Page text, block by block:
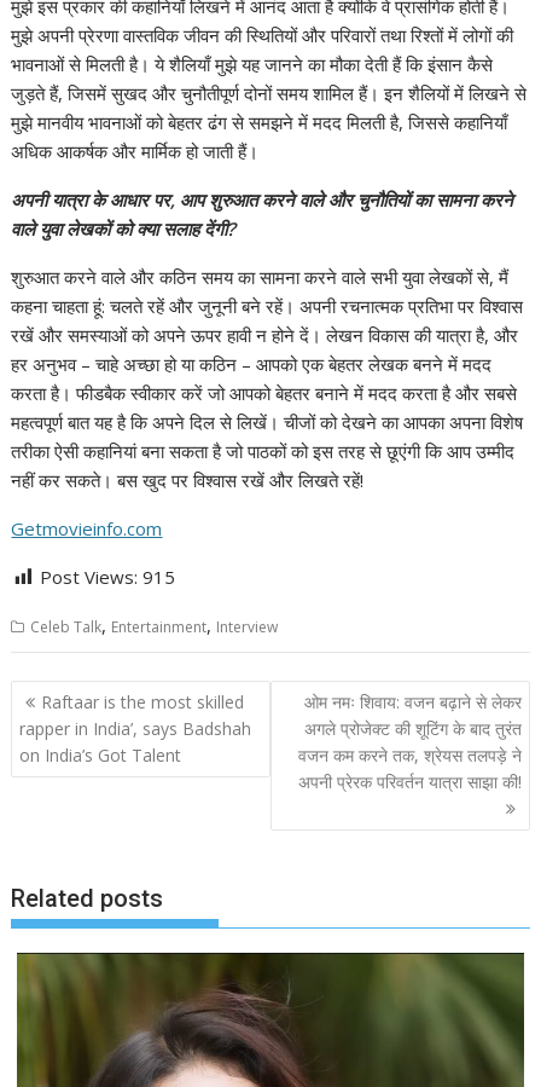
मुझे इस प्रकार की कहानियाँ लिखने में आनंद आता है क्योंकि वे प्रासंगिक होती हैं।
मुझे अपनी प्रेरणा वास्तविक जीवन की स्थितियों और परिवारों तथा रिश्तों में लोगों की
भावनाओं से मिलती है। ये शैलियाँ मुझे यह जानने का मौका देती हैं कि इंसान कैसे
जुड़ते हैं, जिसमें सुखद और चुनौतीपूर्ण दोनों समय शामिल हैं। इन शैलियों में लिखने से
मुझे मानवीय भावनाओं को बेहतर ढंग से समझने में मदद मिलती है, जिससे कहानियाँ
अधिक आकर्षक और मार्मिक हो जाती हैं।
अपनी यात्रा के आधार पर, आप शुरुआत करने वाले और चुनौतियों का सामना करने
वाले युवा लेखकों को क्या सलाह देंगी?
शुरुआत करने वाले और कठिन समय का सामना करने वाले सभी युवा लेखकों से, मैं
कहना चाहता हूं: चलते रहें और जुनूनी बने रहें। अपनी रचनात्मक प्रतिभा पर विश्वास
रखें और समस्याओं को अपने ऊपर हावी न होने दें। लेखन विकास की यात्रा है, और
हर अनुभव – चाहे अच्छा हो या कठिन – आपको एक बेहतर लेखक बनने में मदद
करता है। फीडबैक स्वीकार करें जो आपको बेहतर बनाने में मदद करता है और सबसे
महत्वपूर्ण बात यह है कि अपने दिल से लिखें। चीजों को देखने का आपका अपना विशेष
तरीका ऐसी कहानियां बना सकता है जो पाठकों को इस तरह से छूएंगी कि आप उम्मीद
नहीं कर सकते। बस खुद पर विश्वास रखें और लिखते रहें!
Getmovieinfo.com
Post Views: 915
Celeb Talk, Entertainment, Interview
Post
navigation
Raftaar is the most skilled
rapper in India’, says Badshah
on India’s Got Talent
ओम नमः शिवाय: वजन बढ़ाने से लेकर
अगले प्रोजेक्ट की शूटिंग के बाद तुरंत
वजन कम करने तक, श्रेयस तलपड़े ने
अपनी प्रेरक परिवर्तन यात्रा साझा की!
Related posts